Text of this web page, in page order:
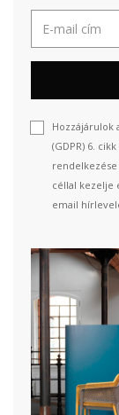
Hozzájárulok
(GDPR) 6.
céllal kezelje
email